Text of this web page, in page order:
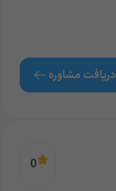
دریافت‌ مشاوره
0